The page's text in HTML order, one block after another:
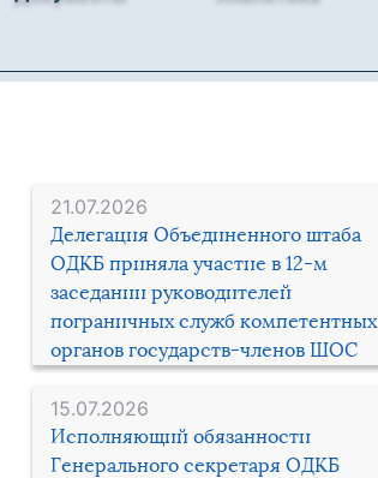
21.07.2026
Делегация Объединенного штаба
ОДКБ приняла участие в 12-м
заседании руководителей
пограничных служб компетентных
органов государств-членов ШОС
15.07.2026
Исполняющий обязанности
Генерального секретаря ОДКБ